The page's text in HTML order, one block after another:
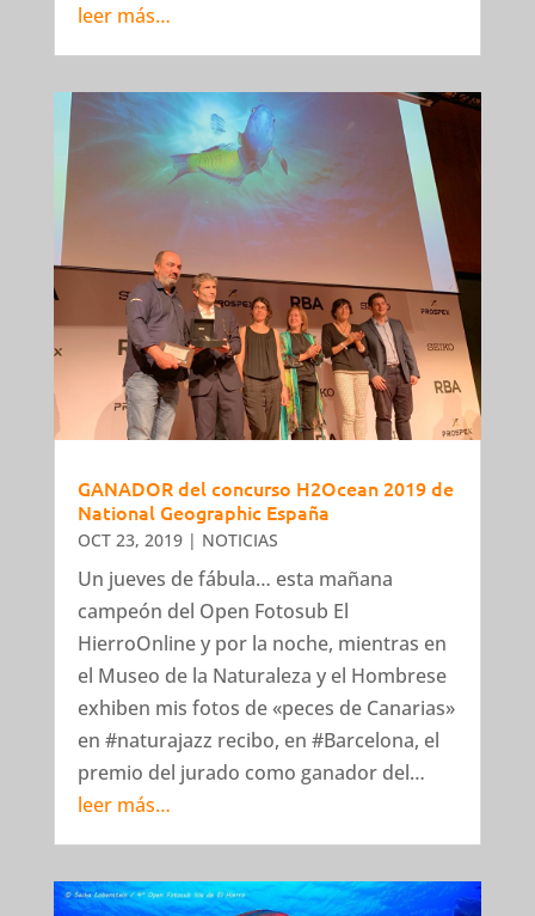
leer más…
GANADOR del concurso H2Ocean 2019 de
National Geographic España
OCT 23, 2019| NOTICIAS
Un jueves de fábula… esta mañana
campeón del Open Fotosub El
HierroOnline y por la noche, mientras en
el Museo de la Naturaleza y el Hombrese
exhiben mis fotos de «peces de Canarias»
en #naturajazz recibo, en #Barcelona, el
premio del jurado como ganador del…
leer más…